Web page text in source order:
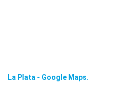
La Plata - Google Maps.